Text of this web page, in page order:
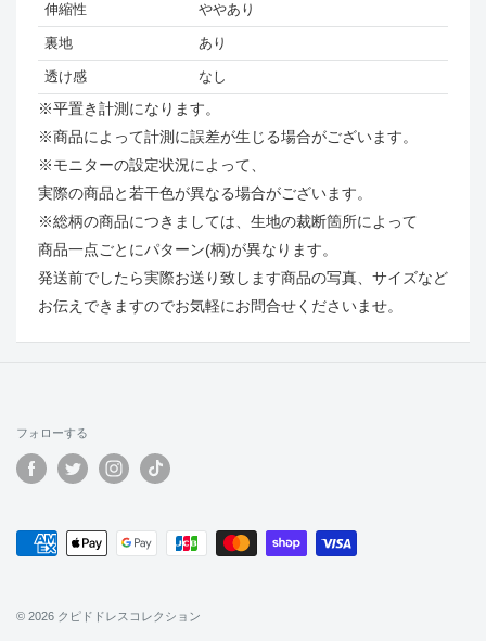
伸縮性 ややあり
裏地 あり
透け感 なし
※平置き計測になります。
※商品によって計測に誤差が生じる場合がございます。
※モニターの設定状況によって、
実際の商品と若干色が異なる場合がございます。
※総柄の商品につきましては、生地の裁断箇所によって
商品一点ごとにパターン(柄)が異なります。
発送前でしたら実際お送り致します商品の写真、サイズなど
お伝えできますのでお気軽にお問合せくださいませ。
フォローする
© 2026 クピドドレスコレクション